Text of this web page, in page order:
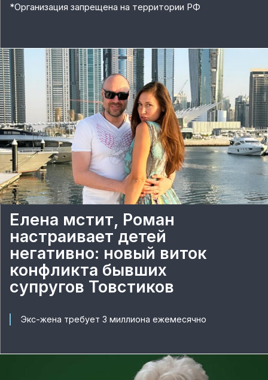
*Организация запрещена на территории РФ
Елена мстит, Роман
настраивает детей
негативно: новый виток
конфликта бывших
супругов Товстиков
Экс-жена требует 3 миллиона ежемесячно